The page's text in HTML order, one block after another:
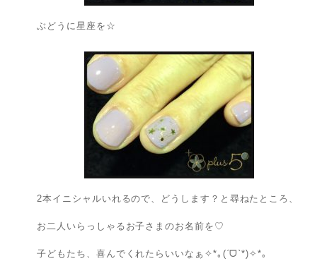
ぶどうに星座を☆
2本イニシャルいれるので、どうします？と尋ねたところ、
お二人いらっしゃるお子さまのお名前を♡
子どもたち、喜んでくれたらいいなぁ✧*｡(ˊᗜˋ*)✧*｡